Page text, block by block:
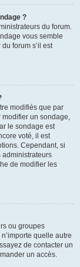
?
du forum.
vous semble
forum s’il est
modifiés que par
modifier un sondage,
le sondage est
voté, il est
Cependant, si
administrateurs
de modifier les
ou groupes
quelle autre
de contacter un
un accès.